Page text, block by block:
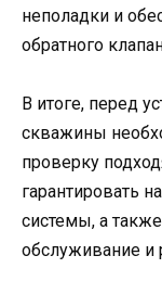
неполадки и
обратного
В итоге, перед
скважины
проверку
гарантировать
системы, а
обслуживание и